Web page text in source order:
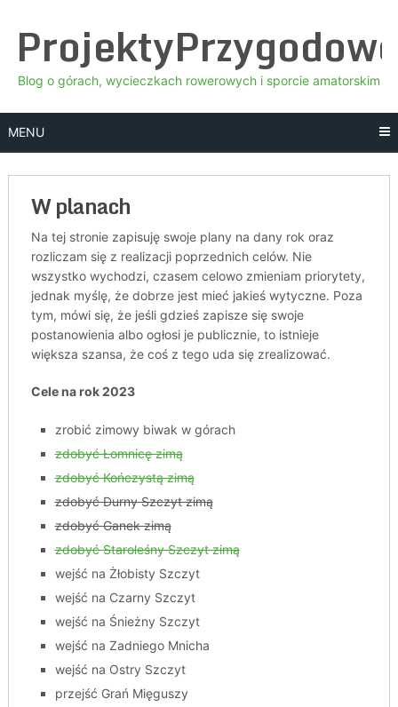
content
Blog o górach, wycieczkach rowerowych i sporcie amatorskim
MENU
W planach
Na tej stronie zapisuję swoje plany na dany rok oraz
rozliczam się z realizacji poprzednich celów. Nie
wszystko wychodzi, czasem celowo zmieniam priorytety,
jednak myślę, że dobrze jest mieć jakieś wytyczne. Poza
tym, mówi się, że jeśli gdzieś zapisze się swoje
postanowienia albo ogłosi je publicznie, to istnieje
większa szansa, że coś z tego uda się zrealizować.
Cele na rok 2023
zrobić zimowy biwak w górach
zdobyć Łomnicę zimą
zdobyć Kończystą zimą
zdobyć Durny Szczyt zimą
zdobyć Ganek zimą
zdobyć Staroleśny Szczyt zimą
wejść na Żłobisty Szczyt
wejść na Czarny Szczyt
wejść na Śnieżny Szczyt
wejść na Zadniego Mnicha
wejść na Ostry Szczyt
przejść Grań Mięguszy